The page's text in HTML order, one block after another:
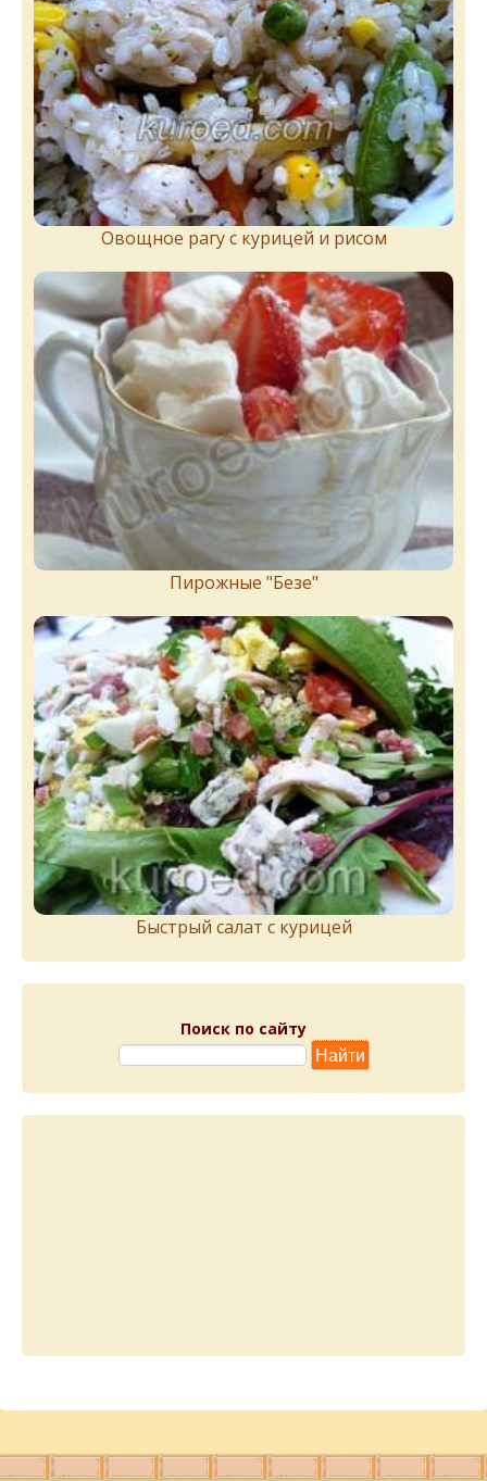
Овощное рагу с курицей и рисом
Пирожныe "Бeзe"
Быстрый салат с курицей
Поиск по сайту